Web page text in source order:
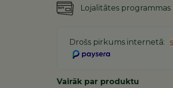
Lojalitātes programmas
Drošs pirkums internetā:
Vairāk par produktu